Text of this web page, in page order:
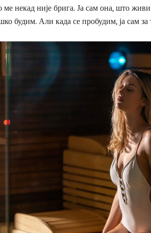
ме некад није брига. Ја сам она, што живи
будим. Али када се пробудим, ја сам